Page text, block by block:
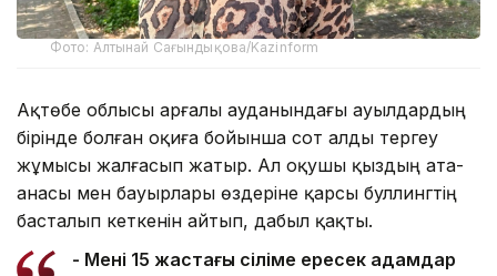
Фото: Алтынай Сағындықова/Kazinform
Ақтөбе облысы Қарғалы ауданындағы ауылдардың
бірінде болған оқиға бойынша сот алды тергеу
жұмысы жалғасып жатыр. Ал оқушы қыздың ата-
анасы мен бауырлары өздеріне қарсы буллингтің
басталып кеткенін айтып, дабыл қақты.
- Менің 15 жастағы сіңліме ересек адамдар